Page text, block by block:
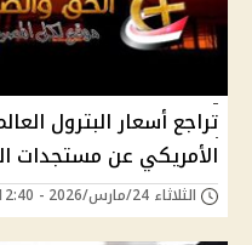
تراجع أسعار البترول
الأمريكي عن مستجدات
الثلاثاء 24/مارس/2026 - 12:40 ص